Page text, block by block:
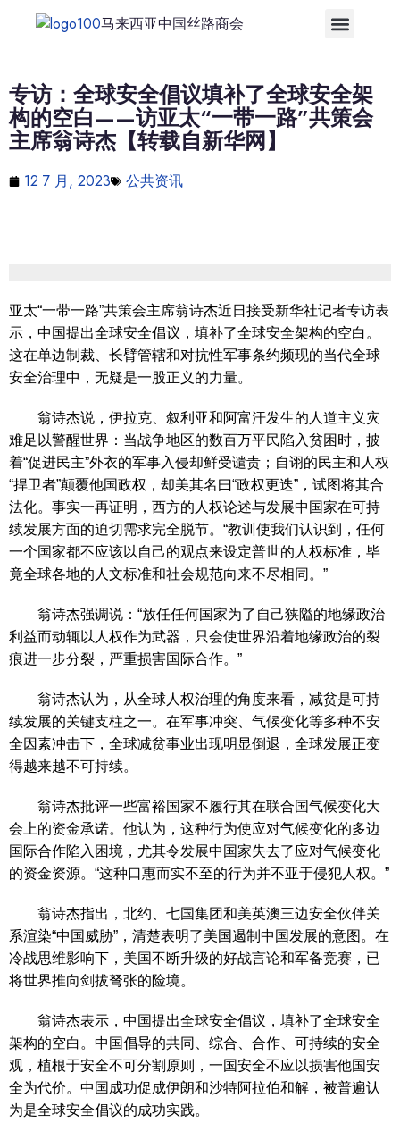
马来西亚中国丝路商会
专访：全球安全倡议填补了全球安全架
构的空白——访亚太“一带一路”共策会
主席翁诗杰【转载自新华网】
12 7 月, 2023 公共资讯
亚太“一带一路”共策会主席翁诗杰近日接受新华社记者专访表
示，中国提出全球安全倡议，填补了全球安全架构的空白。
这在单边制裁、长臂管辖和对抗性军事条约频现的当代全球
安全治理中，无疑是一股正义的力量。
翁诗杰说，伊拉克、叙利亚和阿富汗发生的人道主义灾
难足以警醒世界：当战争地区的数百万平民陷入贫困时，披
着“促进民主”外衣的军事入侵却鲜受谴责；自诩的民主和人权
“捍卫者”颠覆他国政权，却美其名曰“政权更迭”，试图将其合
法化。事实一再证明，西方的人权论述与发展中国家在可持
续发展方面的迫切需求完全脱节。“教训使我们认识到，任何
一个国家都不应该以自己的观点来设定普世的人权标准，毕
竟全球各地的人文标准和社会规范向来不尽相同。”
翁诗杰强调说：“放任任何国家为了自己狭隘的地缘政治
利益而动辄以人权作为武器，只会使世界沿着地缘政治的裂
痕进一步分裂，严重损害国际合作。”
翁诗杰认为，从全球人权治理的角度来看，减贫是可持
续发展的关键支柱之一。在军事冲突、气候变化等多种不安
全因素冲击下，全球减贫事业出现明显倒退，全球发展正变
得越来越不可持续。
翁诗杰批评一些富裕国家不履行其在联合国气候变化大
会上的资金承诺。他认为，这种行为使应对气候变化的多边
国际合作陷入困境，尤其令发展中国家失去了应对气候变化
的资金资源。“这种口惠而实不至的行为并不亚于侵犯人权。”
翁诗杰指出，北约、七国集团和美英澳三边安全伙伴关
系渲染“中国威胁”，清楚表明了美国遏制中国发展的意图。在
冷战思维影响下，美国不断升级的好战言论和军备竞赛，已
将世界推向剑拔弩张的险境。
翁诗杰表示，中国提出全球安全倡议，填补了全球安全
架构的空白。中国倡导的共同、综合、合作、可持续的安全
观，植根于安全不可分割原则，一国安全不应以损害他国安
全为代价。中国成功促成伊朗和沙特阿拉伯和解，被普遍认
为是全球安全倡议的成功实践。